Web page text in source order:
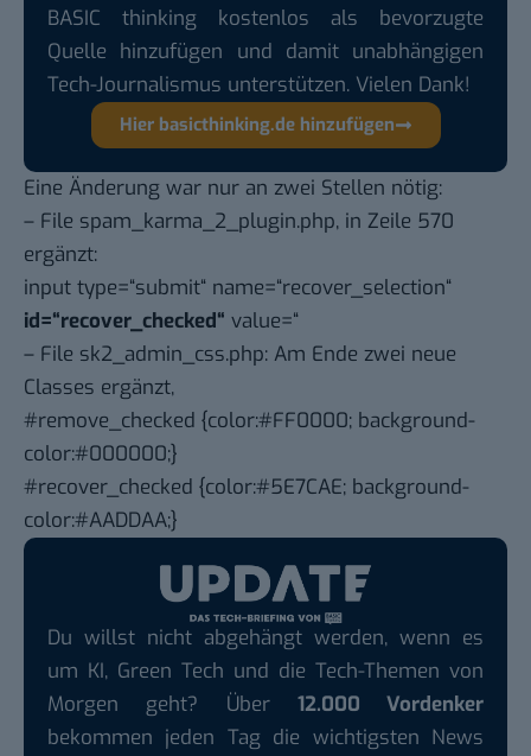
BASIC thinking kostenlos als bevorzugte
Quelle hinzufügen und damit unabhängigen
Tech-Journalismus unterstützen. Vielen Dank!
Hier basicthinking.de hinzufügen
Eine Änderung war nur an zwei Stellen nötig:
– File spam_karma_2_plugin.php, in Zeile 570
ergänzt:
input type=“submit“ name=“recover_selection“
id=“recover_checked“ value=“
– File sk2_admin_css.php: Am Ende zwei neue
Classes ergänzt,
#remove_checked {color:#FF0000; background-
color:#000000;}
#recover_checked {color:#5E7CAE; background-
color:#AADDAA;}
Du willst nicht abgehängt werden, wenn es
um KI, Green Tech und die Tech-Themen von
Morgen geht? Über 12.000 Vordenker
bekommen jeden Tag die wichtigsten News